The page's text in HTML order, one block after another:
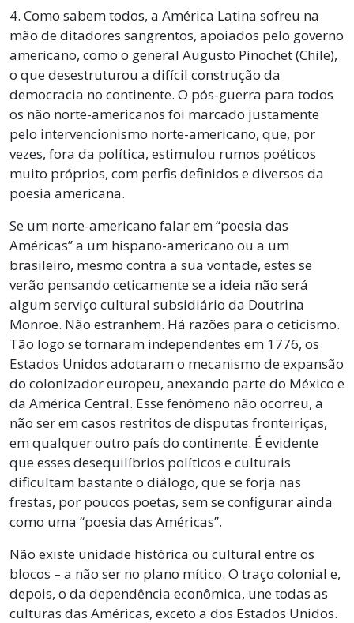
4. Como sabem todos, a América Latina sofreu na
mão de ditadores sangrentos, apoiados pelo governo
americano, como o general Augusto Pinochet (Chile),
o que desestruturou a difícil construção da
democracia no continente. O pós-guerra para todos
os não norte-americanos foi marcado justamente
pelo intervencionismo norte-americano, que, por
vezes, fora da política, estimulou rumos poéticos
muito próprios, com perfis definidos e diversos da
poesia americana.
Se um norte-americano falar em “poesia das
Américas” a um hispano-americano ou a um
brasileiro, mesmo contra a sua vontade, estes se
verão pensando ceticamente se a ideia não será
algum serviço cultural subsidiário da Doutrina
Monroe. Não estranhem. Há razões para o ceticismo.
Tão logo se tornaram independentes em 1776, os
Estados Unidos adotaram o mecanismo de expansão
do colonizador europeu, anexando parte do México e
da América Central. Esse fenômeno não ocorreu, a
não ser em casos restritos de disputas fronteiriças,
em qualquer outro país do continente. É evidente
que esses desequilíbrios políticos e culturais
dificultam bastante o diálogo, que se forja nas
frestas, por poucos poetas, sem se configurar ainda
como uma “poesia das Américas”.
Não existe unidade histórica ou cultural entre os
blocos – a não ser no plano mítico. O traço colonial e,
depois, o da dependência econômica, une todas as
culturas das Américas, exceto a dos Estados Unidos.